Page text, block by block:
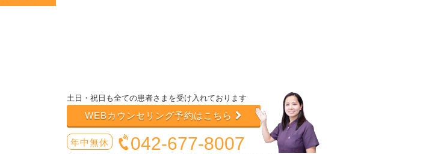
土日・祝日も全ての患者さまを受け入れております
WEBカウンセリング予約はこちら
年中無休 042-677-8007